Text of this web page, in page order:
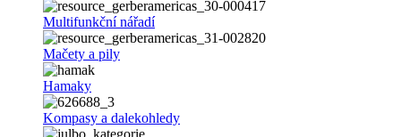
Multifunkční nářadí
Mačety a pily
Hamaky
Kompasy a dalekohledy